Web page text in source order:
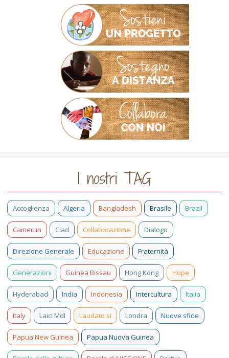
I nostri TAG
Accoglienza Algeria Bangladesh Brasile Brazil
Camerun Ciad Collaborazione Dialogo
Direzione Generale Educazione Fraternità
Generazioni Guinea Bissau Hong Kong Hope
Hyderabad India Indonesia Intercultura Italia
Italy Laici MdI Laudato si Londra Nuove sfide
Papua New Guinea Papua Nuova Guinea